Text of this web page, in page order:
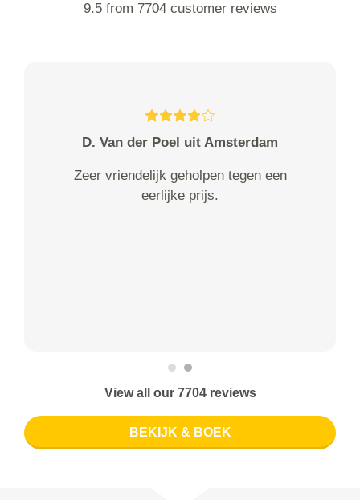
9.5 from 7704 customer reviews
D. Van der Poel uit Amsterdam
Zeer vriendelijk geholpen tegen een
eerlijke prijs.
View all our 7704 reviews
BEKIJK & BOEK